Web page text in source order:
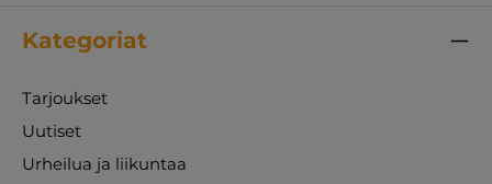
Kategoriat
Tarjoukset
Uutiset
Urheilua ja liikuntaa